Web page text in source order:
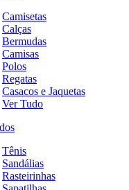
Camisetas
Calças
Bermudas
Camisas
Polos
Regatas
Casacos e Jaquetas
Ver Tudo
Tênis
Sandálias
Rasteirinhas